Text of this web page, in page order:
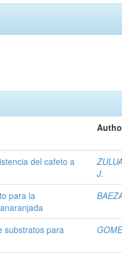
del cafeto a
J.
para la
substratos para